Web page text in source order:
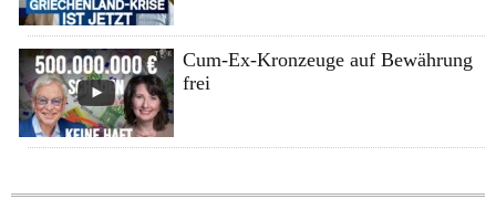
Cum-Ex-Kronzeuge auf Bewährung
frei